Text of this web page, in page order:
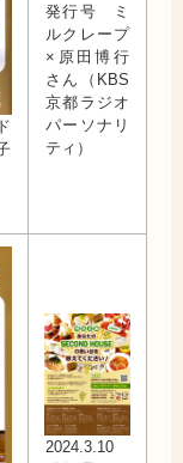
発行号 ミ
ルクレープ
×原田博行
さん（KBS
京都ラジオ
パーソナリ
ティ）
2024.3.10